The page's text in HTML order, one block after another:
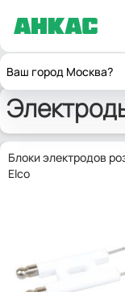
Ваш город Москва?
ГлавнаяЗапчасти
Блоки электродов
Elco